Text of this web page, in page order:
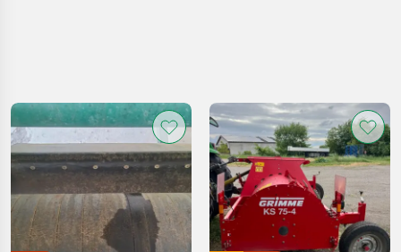
Kategoria Kraj Filtry
AKTUALNA
ŚCIEŻKA
technika
rolnicza
Zresetuj
Pokaż 98
wyników